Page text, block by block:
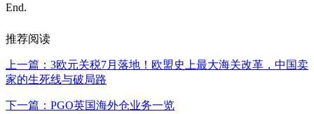
End.
推荐阅读
上一篇：3欧元关税7月落地！欧盟史上最大海关改革，中国卖
家的生死线与破局路
下一篇：PGO英国海外仓业务一览